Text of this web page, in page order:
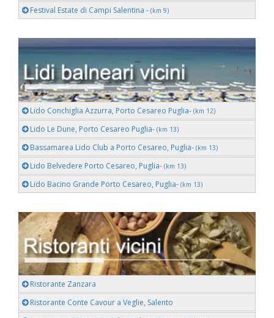
Festival Estate di Campi Salentina - (km 9)
Lido Conchiglia Azzurra, Porto Cesareo Puglia- (km 12)
Lido Le Dune, Porto Cesareo Puglia- (km 13)
Bassamarea Lido Club a Porto Cesareo, Puglia- (km 13)
Lido Belvedere Porto Cesareo, Puglia- (km 13)
Lido Bacino Grande Porto Cesareo, Puglia- (km 13)
Ristorante Zanzara
Ristorante Conte Cavour a Veglie, Salento